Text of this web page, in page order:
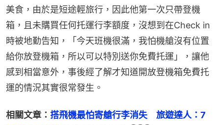
美食，由於是短途輕旅行，因此他第一次只帶登機
箱，且未購買任何托運行李額度，沒想到在Check in
時被地勤告知，「今天班機很滿，我怕機艙沒有位置
給你放登機箱，所以可以特別送你免費托運」，讓他
感到相當意外，事後經了解才知道開放登機箱免費托
運的情況其實很常發生。
相關文章： 搭飛機最怕寄艙行李消失　旅遊達人：7